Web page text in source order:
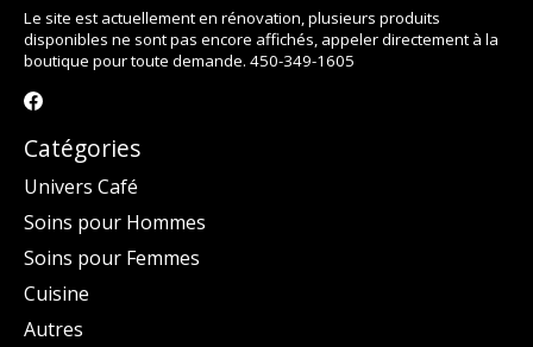
Le site est actuellement en rénovation, plusieurs produits
disponibles ne sont pas encore affichés, appeler directement à la
boutique pour toute demande. 450-349-1605
Catégories
Univers Café
Soins pour Hommes
Soins pour Femmes
Cuisine
Autres